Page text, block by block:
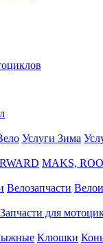
Услуги Зима
MAKS,
Велозапчасти
Запчасти для
Клюшки